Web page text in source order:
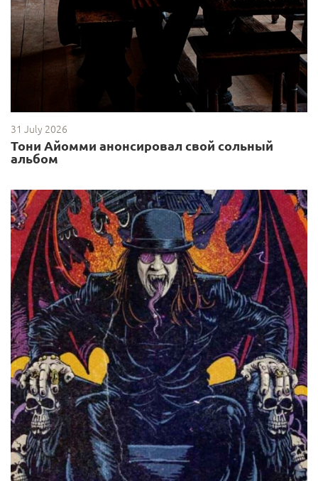
31 July 2026
Тони Айомми анонсировал свой сольный
альбом